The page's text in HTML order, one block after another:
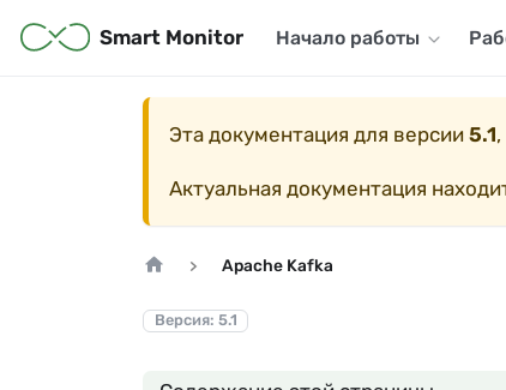
Smart Monitor Начало работы
Эта документация для версии 5.1
Актуальная документация
Apache Kafka
Версия: 5.1